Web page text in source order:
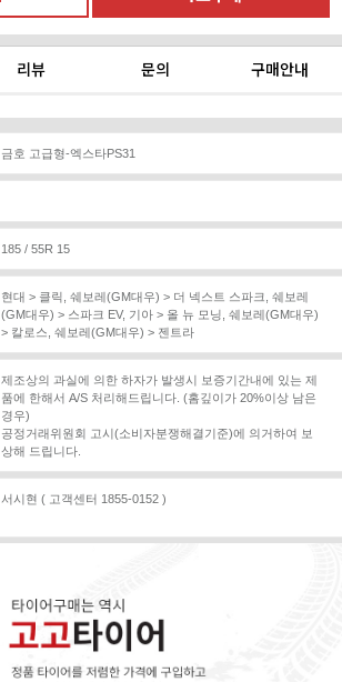
리뷰 문의 구매안내
금호 고급형-엑스타PS31
185 / 55R 15
현대 > 클릭 쉐보레(GM대우) > 더 넥스트 스파크 쉐보레
(GM대우) > 스파크 EV, 기아 > 올 뉴 모닝 쉐보레(GM대우)
> 칼로스 쉐보레(GM대우) > 젠트라
제조상의 과실에 의한 하자가 발생시 보증기간내에 있는 제
품에 한해서 A/S 처리해드립니다. (홈깊이가 20%이상 남은
경우)
공정거래위원회 고시(소비자분쟁해결기준)에 의거하여 보
상해 드립니다.
서시현 ( 고객센터 1855-0152 )